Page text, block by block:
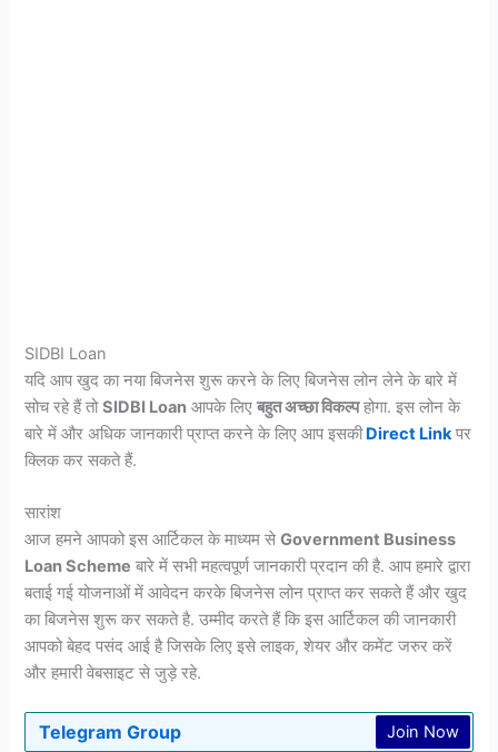
SIDBI Loan
यदि आप खुद का नया बिजनेस शुरू करने के लिए बिजनेस लोन लेने के बारे में
सोच रहे हैं तोSIDBI Loan आपके लिएबहुत अच्छा विकल्पहोगा. इस लोन के
बारे में और अधिक जानकारी प्राप्त करने के लिए आप इसकीDirect Linkपर
क्लिक कर सकते हैं.
सारांश
आज हमने आपको इस आर्टिकल के माध्यम सेGovernment Business
Loan Scheme बारे में सभी महत्वपूर्ण जानकारी प्रदान की है. आप हमारे द्वारा
बताई गई योजनाओं में आवेदन करके बिजनेस लोन प्राप्त कर सकते हैं और खुद
का बिजनेस शुरू कर सकते है. उम्मीद करते हैं कि इस आर्टिकल की जानकारी
आपको बेहद पसंद आई है जिसके लिए इसे लाइक, शेयर और कमेंट जरुर करें
और हमारी वेबसाइट से जुड़े रहे.
Telegram Group Join Now